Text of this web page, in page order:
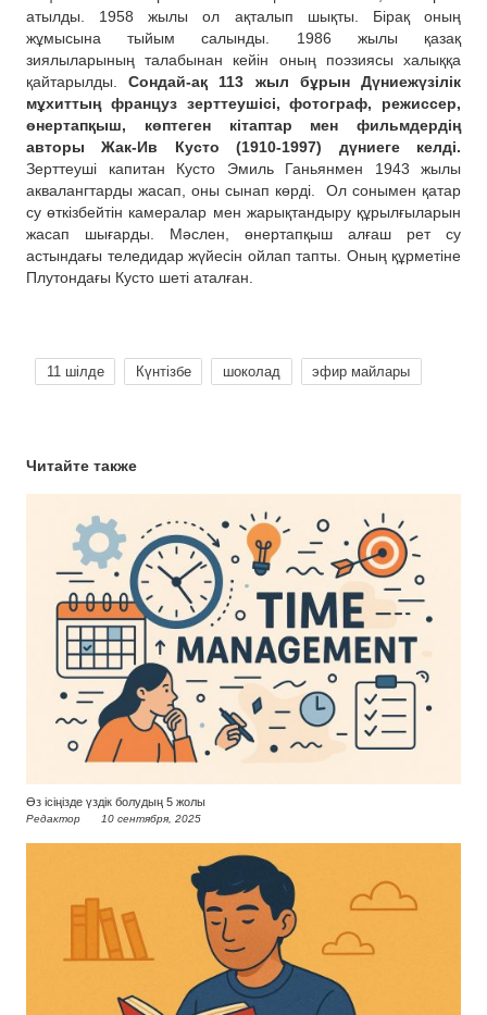
атылды. 1958 жылы ол ақталып шықты. Бірақ оның
жұмысына тыйым салынды. 1986 жылы қазақ
зиялыларының талабынан кейін оның поэзиясы халыққа
қайтарылды.Сондай-ақ 113 жыл бұрын Дүниежүзілік
мұхиттың француз зерттеушісі, фотограф, режиссер,
өнертапқыш, көптеген кітаптар мен фильмдердің
авторы Жак-Ив Кусто (1910-1997) дүниеге келді.
Зерттеуші капитан Кусто Эмиль Ганьянмен 1943 жылы
аквалангтарды жасап, оны сынап көрді.
Ол сонымен қатар
су өткізбейтін камералар мен жарықтандыру құрылғыларын
жасап шығарды. Мәслен, өнертапқыш алғаш рет су
астындағы теледидар жүйесін ойлап тапты. Оның құрметіне
Плутондағы Кусто шеті аталған.
11 шілде Күнтізбе шоколад эфир майлары
Читайте также
Өз ісіңізде үздік болудың 5 жолы
Редактор 10 сентября, 2025